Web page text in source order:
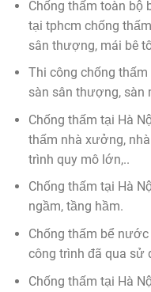
Chống thấm toàn bộ
tại tphcm chống
sân thượng, mái bê
Thi công chống
sàn sân thượng, sàn
Chống thấm tại Hà
thấm nhà xưởng,
trình quy mô lớn,..
Chống thấm tại Hà
ngầm, tầng hầm.
Chống thấm bể
công trình đã qua sử
Chống thấm tại Hà